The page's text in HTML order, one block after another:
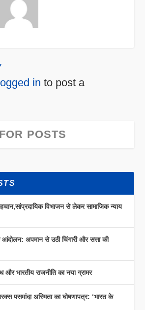
in to post a
विभाजन से लेकर सामाजिक न्याय
अपमान से उठी चिंगारी और सत्ता की
और भारतीय राजनीति का नया ग्रामर
पसमांदा अस्मिता का घोषणापत्र: ‘भारत के